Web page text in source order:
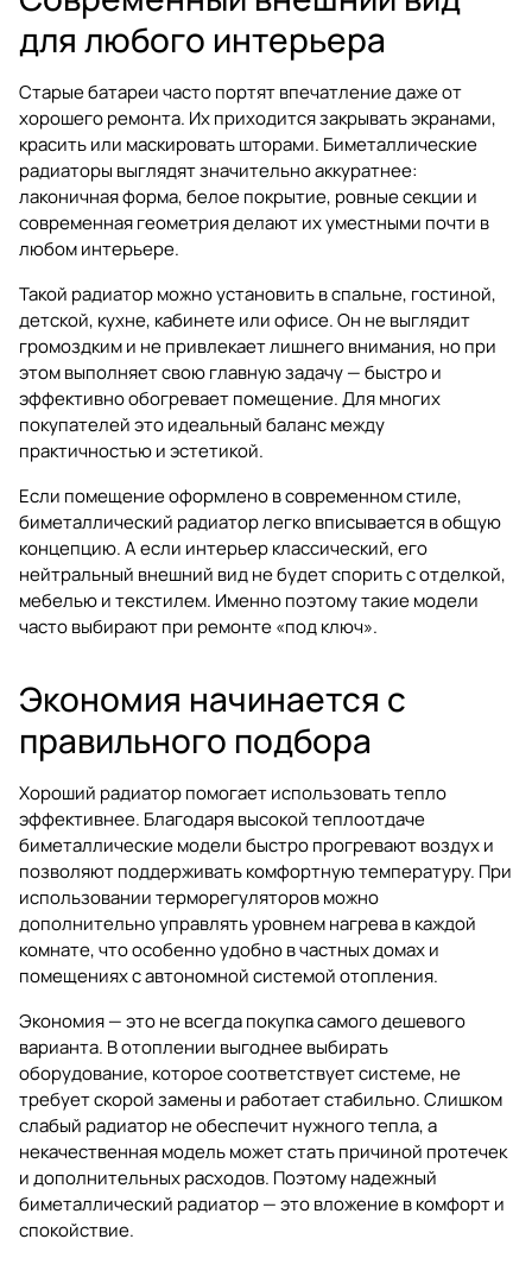
для любого интерьера
Старые батареи часто портят впечатление даже от
хорошего ремонта. Их приходится закрывать экранами,
красить или маскировать шторами. Биметаллические
радиаторы выглядят значительно аккуратнее:
лаконичная форма, белое покрытие, ровные секции и
современная геометрия делают их уместными почти в
любом интерьере.
Такой радиатор можно установить в спальне, гостиной,
детской, кухне, кабинете или офисе. Он не выглядит
громоздким и не привлекает лишнего внимания, но при
этом выполняет свою главную задачу — быстро и
эффективно обогревает помещение. Для многих
покупателей это идеальный баланс между
практичностью и эстетикой.
Если помещение оформлено в современном стиле,
биметаллический радиатор легко вписывается в общую
концепцию. А если интерьер классический, его
нейтральный внешний вид не будет спорить с отделкой,
мебелью и текстилем. Именно поэтому такие модели
часто выбирают при ремонте «под ключ».
Экономия начинается с
правильного подбора
Хороший радиатор помогает использовать тепло
эффективнее. Благодаря высокой теплоотдаче
биметаллические модели быстро прогревают воздух и
позволяют поддерживать комфортную температуру. При
использовании терморегуляторов можно
дополнительно управлять уровнем нагрева в каждой
комнате, что особенно удобно в частных домах и
помещениях с автономной системой отопления.
Экономия — это не всегда покупка самого дешевого
варианта. В отоплении выгоднее выбирать
оборудование, которое соответствует системе, не
требует скорой замены и работает стабильно. Слишком
слабый радиатор не обеспечит нужного тепла, а
некачественная модель может стать причиной протечек
и дополнительных расходов. Поэтому надежный
биметаллический радиатор — это вложение в комфорт и
спокойствие.